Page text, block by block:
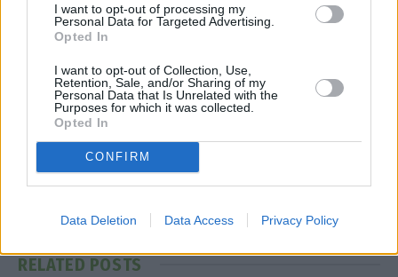
I want to opt-out of processing my
Personal Data for Targeted Advertising.
Opted In
I want to opt-out of Collection, Use,
Retention, Sale, and/or Sharing of my
Personal Data that Is Unrelated with the
Purposes for which it was collected.
Opted In
CONFIRM
Data Deletion Data Access Privacy Policy
FacebookTwitter
PREVIOUS ARTICLE
ΟΛΠ: Αύξηση εσόδων και
κερδοφορίας – Σημαντικές
επενδύσεις και αποπληρωμή
5 τρόποι να μειώσεις το ρεύμα
εξοικονομήσεις χρήματα
RELATED POSTS